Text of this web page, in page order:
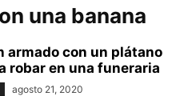
una banana
armado con un plátano
robar en una funeraria
agosto 21, 2020